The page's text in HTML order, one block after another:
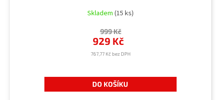
Skladem (15 ks)
767,77 Kč bez DPH
929 Kč
999 Kč
DO KOŠÍKU